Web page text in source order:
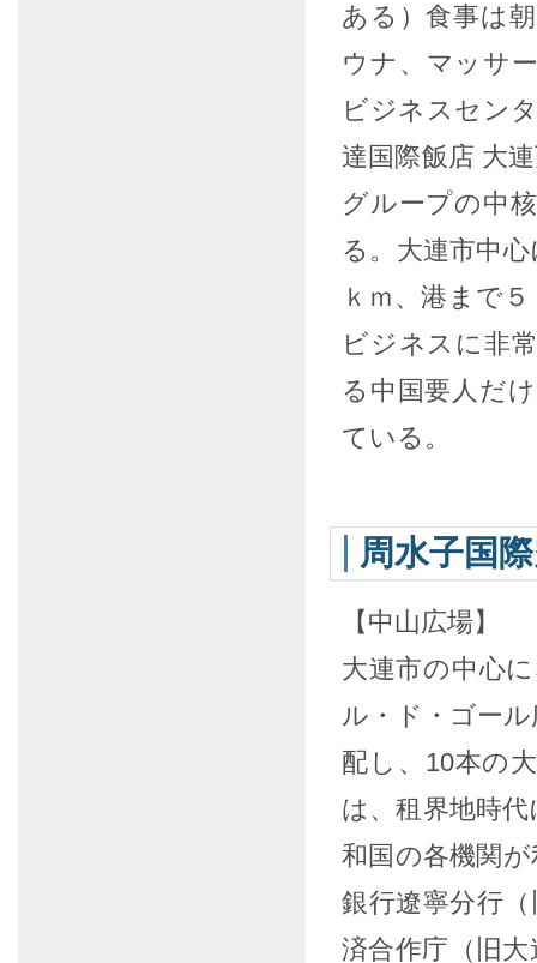
ある）食事は
ウナ、マッサ
ビジネスセン
達国際飯店 大
グループの中
る。大連市中
ｋｍ、港まで
ビジネスに非
る中国要人だ
ている。
周水子国
【中山広場】
大連市の中心
ル・ド・ゴー
配し、10本の
は、租界地時
和国の各機関
銀行遼寧分行
済合作庁（旧